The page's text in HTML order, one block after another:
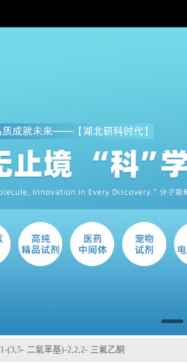
1-(3,5- 二氣苯基)-2,2,2- 三氟乙酮